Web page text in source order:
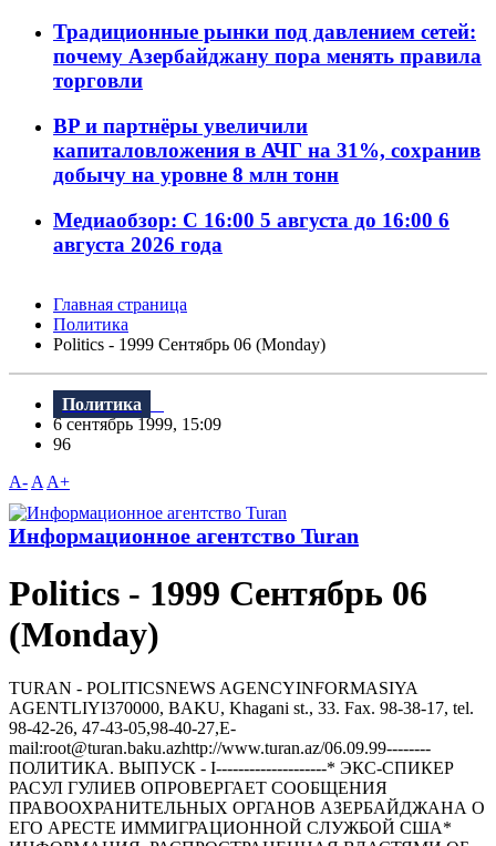
Традиционные рынки под давлением сетей:
почему Азербайджану пора менять правила
торговли
BP и партнёры увеличили
капиталовложения в АЧГ на 31%, сохранив
добычу на уровне 8 млн тонн
Медиаобзор: С 16:00 5 августа до 16:00 6
августа 2026 года
Главная страница
Политика
Politics - 1999 Сентябрь 06 (Monday)
Политика
6 сентябрь 1999, 15:09
96
A- A A+
Информационное агентство Turan
Politics - 1999 Сентябрь 06
(Monday)
TURAN - РOLITICSNEWS AGENCYINFORMASIYA
AGENTLIYI370000, BAKU, Khagani st., 33. Fax. 98-38-17, tel.
98-42-26, 47-43-05,98-40-27,E-
mail:root@turan.baku.azhttр://www.turan.az/06.09.99--------
ПОЛИТИКА. ВЫПУСК - I--------------------* ЭКС-СПИКЕР
РАСУЛ ГУЛИЕВ ОПРОВЕРГАЕТ СООБЩЕНИЯ
ПРАВООХРАНИТЕЛЬНЫХ ОРГАНОВ АЗЕРБАЙДЖАНА О
ЕГО АРЕСТЕ ИММИГРАЦИОННОЙ СЛУЖБОЙ США*